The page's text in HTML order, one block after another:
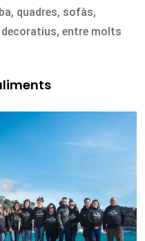
quadres, sofàs,
entre molts